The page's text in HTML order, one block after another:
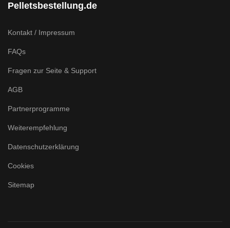
Pelletsbestellung.de
Kontakt / Impressum
FAQs
Fragen zur Seite & Support
AGB
Partnerprogramme
Weiterempfehlung
Datenschutzerklärung
Cookies
Sitemap